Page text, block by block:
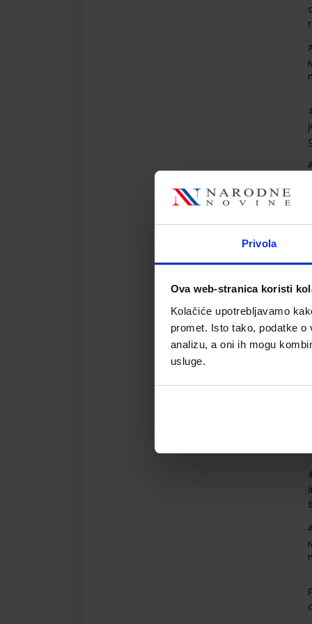
Privola
Ova web-stranica koristi
Kolačiće upotrebljavamo
promet. Isto tako, podatke
analizu, a oni ih mogu
usluge.